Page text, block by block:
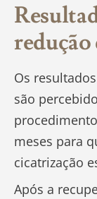
redução
Os
são
meses para
cicatrização
Após a